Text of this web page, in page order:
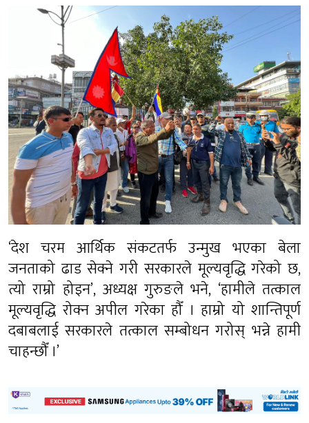
‘देश चरम आर्थिक संकटतर्फ उन्मुख भएका बेला
जनताको ढाड सेक्ने गरी सरकारले मूल्यवृद्धि गरेको छ,
त्यो राम्रो होइन’, अध्यक्ष गुरुङले भने, ‘हामीले तत्काल
मूल्यवृद्धि रोक्न अपील गरेका हौँ । हाम्रो यो शान्तिपूर्ण
दबाबलाई सरकारले तत्काल सम्बोधन गरोस् भन्ने हामी
चाहन्छौँ ।’